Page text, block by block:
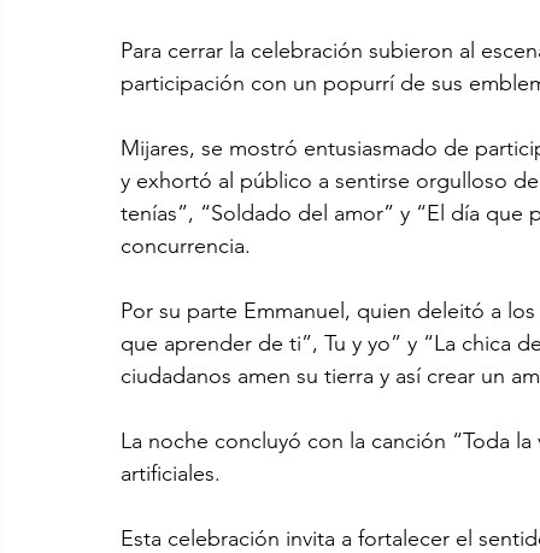
Para cerrar la celebración subieron al
participación con un popurrí de sus
Mijares, se mostró entusiasmado de
y exhortó al público a sentirse orgulloso
tenías”, “Soldado del amor” y “El día
concurrencia.
Por su parte Emmanuel, quien deleitó a
que aprender de ti”, Tu y yo” y “La chica
ciudadanos amen su tierra y así crear un
La noche concluyó con la canción “Toda
artificiales.
Esta celebración invita a fortalecer el